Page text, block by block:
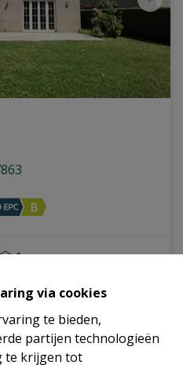
via cookies
te bieden,
partijen technologieën
te krijgen tot
1